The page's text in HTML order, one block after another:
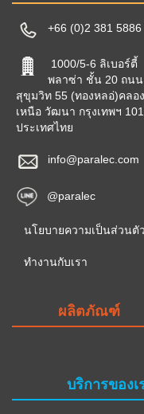
+66 (0)2 381 5886
1000/5-6 ลิเบอร์ตี้
พลาซ่า ชั้น 20 ถนน
สุขุมวิท 55 (ทองหลอ่)คลอ
เหนือ วัฒนา กรุงเทพฯ
ประเทศไทย
info@paralec.com
@paralec
นโยบายความเป็นส่วนตัว
ทำงานกับเรา
ผลิตภัณฑ์
บริการของ